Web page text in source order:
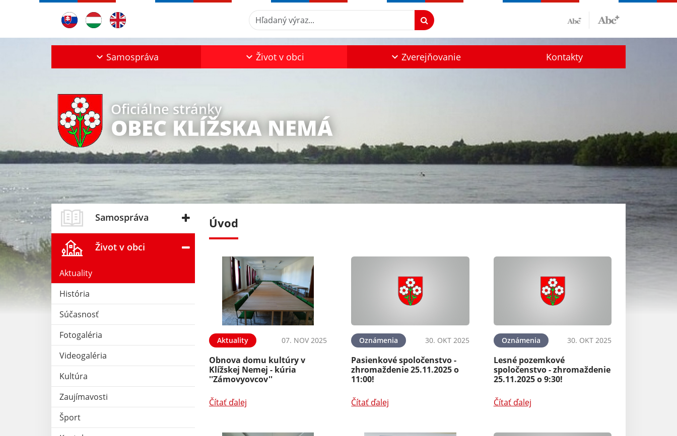
Hľadaný výraz...
Samospráva Život v obci Zverejňovanie Kontakty
Oficiálne stránky
OBEC KLÍŽSKA NEMÁ
Samospráva
Život v obci
Aktuality
História
Súčasnosť
Fotogaléria
Videogaléria
Kultúra
Zaujímavosti
Šport
Úvod
26. JÚN 2020
republika
Aktuality
Intgerreg
SK/HU/WETA/1901/4.1/126
Čítať ďalej
Aktuality 07. NOV 2025
Obnova domu kultúry v
Klížskej Nemej - kúria
''Zámovyovcov''
Čítať ďalej
Oznámenia 30. OKT 2025
Pasienkové spoločenstvo -
zhromaždenie 25.11.2025 o
11:00!
Čítať ďalej
Oznámenia 30. OKT 2025
Lesné pozemkové
spoločenstvo - zhromaždenie
25.11.2025 o 9:30!
Čítať ďalej